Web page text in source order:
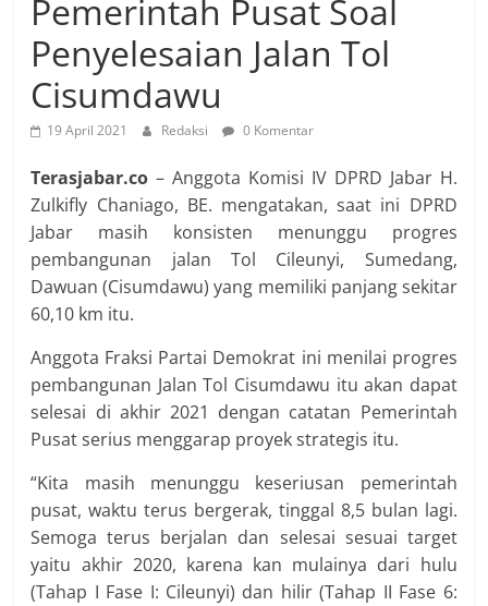
Pemerintah Pusat Soal
Penyelesaian Jalan Tol
Cisumdawu
19 April 2021 Redaksi 0 Komentar
Terasjabar.co– Anggota Komisi IV DPRD Jabar H.
Zulkifly Chaniago, BE. mengatakan, saat ini DPRD
Jabar masih konsisten menunggu progres
pembangunan jalan Tol Cileunyi, Sumedang,
Dawuan (Cisumdawu) yang memiliki panjang sekitar
60,10 km itu.
Anggota Fraksi Partai Demokrat ini menilai progres
pembangunan Jalan Tol Cisumdawu itu akan dapat
selesai di akhir 2021 dengan catatan Pemerintah
Pusat serius menggarap proyek strategis itu.
“Kita masih menunggu keseriusan pemerintah
pusat, waktu terus bergerak, tinggal 8,5 bulan lagi.
Semoga terus berjalan dan selesai sesuai target
yaitu akhir 2020, karena kan mulainya dari hulu
(Tahap I Fase I: Cileunyi) dan hilir (Tahap II Fase 6: